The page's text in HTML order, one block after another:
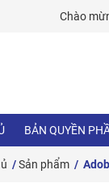
Chào
BẢN QUYỀN
/Sản phẩm /